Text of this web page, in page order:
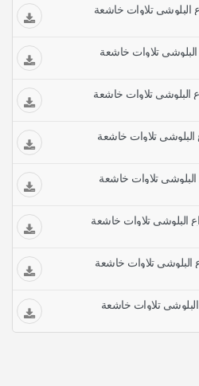
تلاوات خاشعة
تلاوات خاشعة
البلوشي تلاوات خاشعة
تلاوات خاشعة
تلاوات خاشعة
البلوشي تلاوات خاشعة
تلاوات خاشعة
تلاوات خاشعة